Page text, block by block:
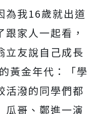
為我16歲就出道
家人一起看，
立友說自己成長
黃金年代：「學
活潑的同學們都
瓜哥、鄭進一演